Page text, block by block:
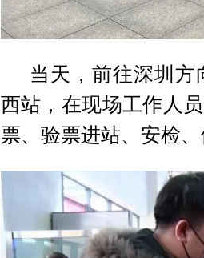
当天，前往深圳
西站，在现场工作人
票、验票进站、安检